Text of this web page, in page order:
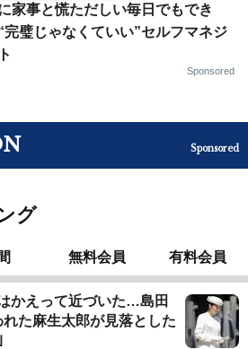
家事と慌ただしい毎日でもでき
完璧じゃなくていい”セルフマネジ
Sponsored
Sponsored
グ
無料会員 有料会員
かえって近づいた…島田
た麻生太郎が見落とした